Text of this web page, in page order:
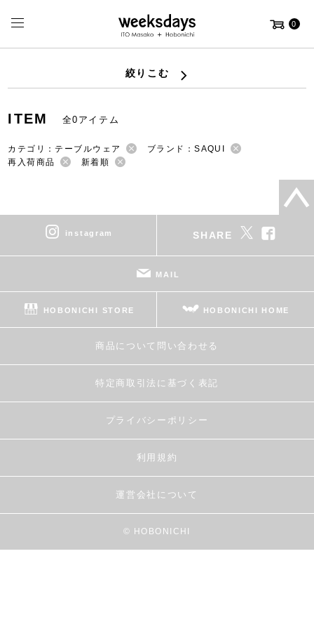
0
絞りこむ
ITEM 全0アイテム
カテゴリ：テーブルウェア
ブランド：SAQUI
再入荷商品
新着順
instagram SHARE
MAIL
HOBONICHI STORE HOBONICHI HOME
商品について問い合わせる
特定商取引法に基づく表記
プライバシーポリシー
利用規約
運営会社について
© HOBONICHI